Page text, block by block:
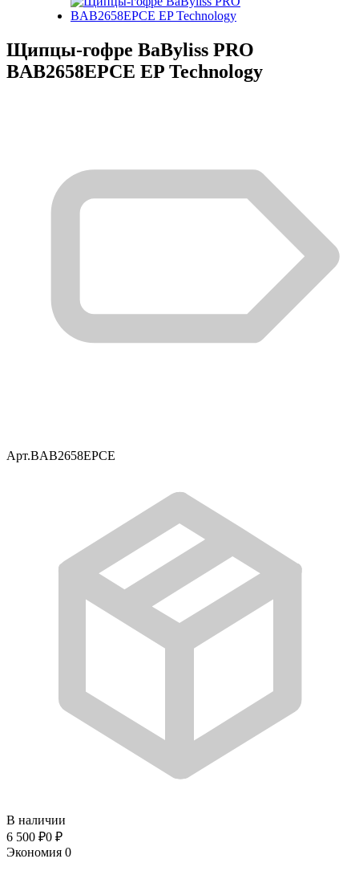
Щипцы-гофре BaByliss PRO
BAB2658EPCE EP Technology
Арт.BAB2658EPCE
В наличии
6 500 ₽0 ₽
Экономия 0